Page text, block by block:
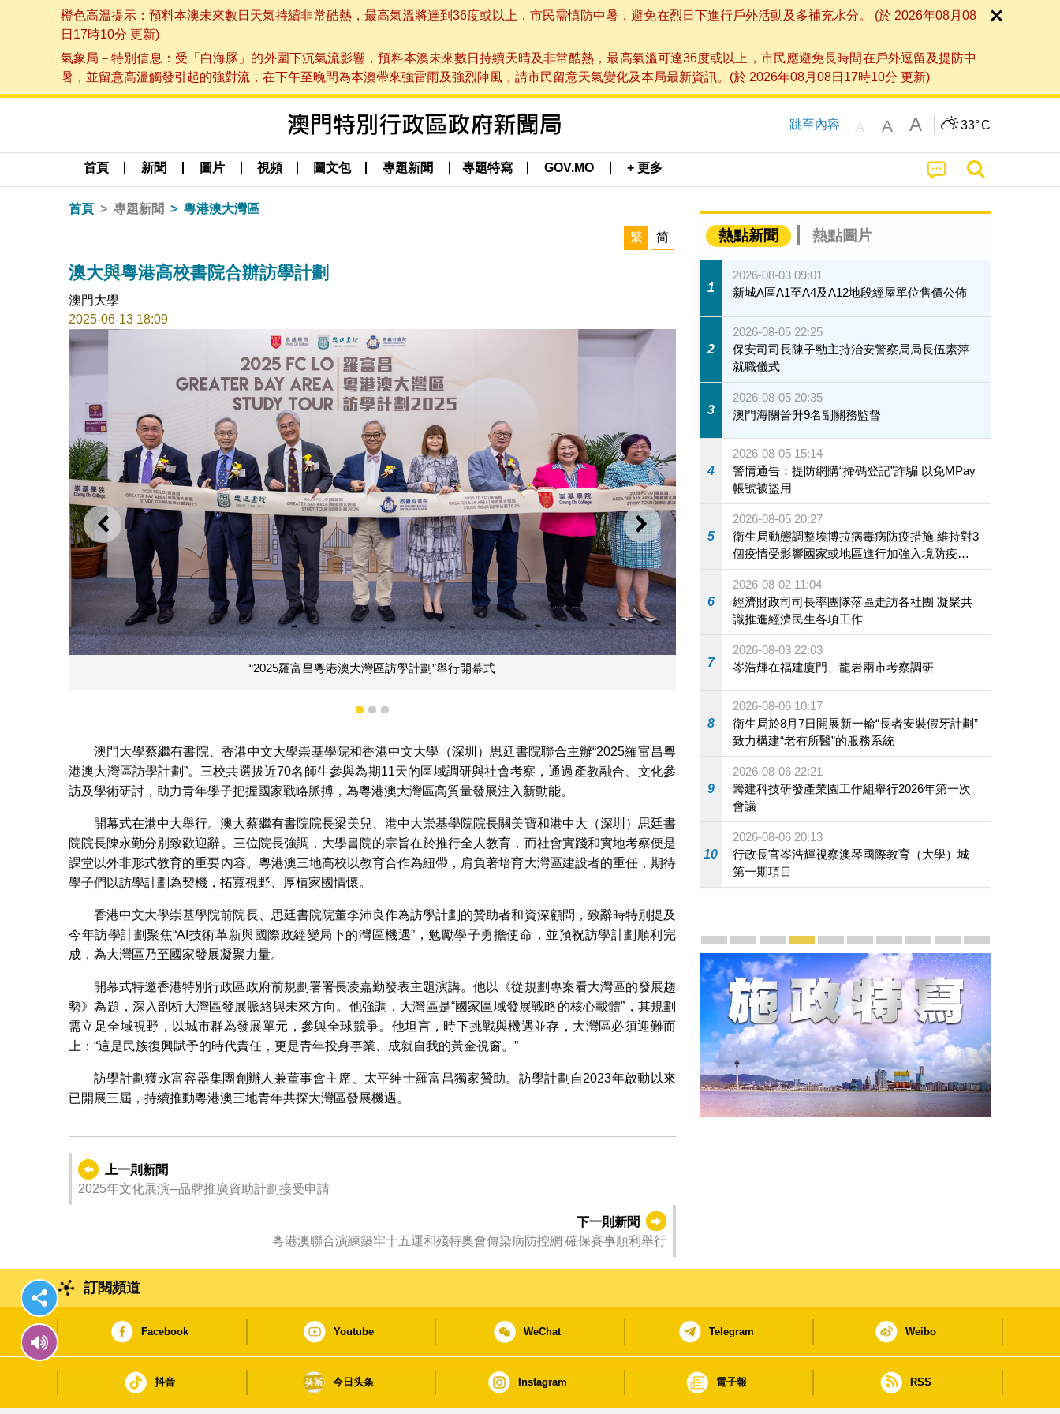
橙色高溫提示：預料本澳未來數日天氣持續非常酷熱，最高氣溫將達到36度或以上，市民需慎防中暑，避免在烈日下進行戶外活動及多補充水分。 (於 2026年08月08
日17時10分 更新)
氣象局－特別信息：受「白海豚」的外圍下沉氣流影響，預料本澳未來數日持續天晴及非常酷熱，最高氣溫可達36度或以上，市民應避免長時間在戶外逗留及提防中
暑，並留意高溫觸發引起的強對流，在下午至晚間為本澳帶來強雷雨及強烈陣風，請市民留意天氣變化及本局最新資訊。(於 2026年08月08日17時10分 更新)
跳至內容 A A A 33°C
首頁 新聞 圖片 視頻 圖文包 專題新聞 專題特寫 GOV.MO + 更多
首頁 專題新聞 粵港澳大灣區
繁 简
澳大與粵港高校書院合辦訪學計劃
澳門大學
2025-06-13 18:09
上一則 下一則
“2025羅富昌粵港澳大灣區訪學計劃”舉行開幕式
1 2 3
澳門大學蔡繼有書院、香港中文大學崇基學院和香港中文大學（深圳）思廷書院聯合主辦“2025羅富昌粵
港澳大灣區訪學計劃”。三校共選拔近70名師生參與為期11天的區域調研與社會考察，通過產教融合、文化參
訪及學術研討，助力青年學子把握國家戰略脈搏，為粵港澳大灣區高質量發展注入新動能。
開幕式在港中大舉行。澳大蔡繼有書院院長梁美兒、港中大崇基學院院長關美寶和港中大（深圳）思廷書
院院長陳永勤分別致歡迎辭。三位院長強調，大學書院的宗旨在於推行全人教育，而社會實踐和實地考察便是
課堂以外非形式教育的重要內容。粵港澳三地高校以教育合作為紐帶，肩負著培育大灣區建設者的重任，期待
學子們以訪學計劃為契機，拓寬視野、厚植家國情懷。
香港中文大學崇基學院前院長、思廷書院院董李沛良作為訪學計劃的贊助者和資深顧問，致辭時特別提及
今年訪學計劃聚焦“AI技術革新與國際政經變局下的灣區機遇”，勉勵學子勇擔使命，並預祝訪學計劃順利完
成，為大灣區乃至國家發展凝聚力量。
開幕式特邀香港特別行政區政府前規劃署署長凌嘉勤發表主題演講。他以《從規劃專案看大灣區的發展趨
勢》為題，深入剖析大灣區發展脈絡與未來方向。他強調，大灣區是“國家區域發展戰略的核心載體”，其規劃
需立足全域視野，以城市群為發展單元，參與全球競爭。他坦言，時下挑戰與機遇並存，大灣區必須迎難而
上：“這是民族復興賦予的時代責任，更是青年投身事業、成就自我的黃金視窗。”
訪學計劃獲永富容器集團創辦人兼董事會主席、太平紳士羅富昌獨家贊助。訪學計劃自2023年啟動以來
已開展三屆，持續推動粵港澳三地青年共探大灣區發展機遇。
上一則新聞
2025年文化展演─品牌推廣資助計劃接受申請
下一則新聞
粵港澳聯合演練築牢十五運和殘特奧會傳染病防控網 確保賽事順利舉行
熱點新聞 熱點圖片
1
2026-08-03 09:01
新城A區A1至A4及A12地段經屋單位售價公佈
2
2026-08-05 22:25
保安司司長陳子勁主持治安警察局局長伍素萍
就職儀式
3
2026-08-05 20:35
澳門海關晉升9名副關務監督
4
2026-08-05 15:14
警情通告：提防網購“掃碼登記”詐騙 以免MPay
帳號被盜用
5
2026-08-05 20:27
衛生局動態調整埃博拉病毒病防疫措施 維持對3
個疫情受影響國家或地區進行加強入境防疫措
施
6
2026-08-02 11:04
經濟財政司司長率團隊落區走訪各社團 凝聚共
識推進經濟民生各項工作
7
2026-08-03 22:03
岑浩輝在福建廈門、龍岩兩市考察調研
8
2026-08-06 10:17
衛生局於8月7日開展新一輪“長者安裝假牙計劃”
致力構建“老有所醫”的服務系統
9
2026-08-06 22:21
籌建科技研發產業園工作組舉行2026年第一次
會議
10
2026-08-06 20:13
行政長官岑浩輝視察澳琴國際教育（大學）城
第一期項目
宣傳及推廣
賡續中葡傳統友誼 續寫“一國兩制”新篇章 — 澳門“一國
澳門名片集
行政長官岑浩輝11月18日發表2026年施政報
施政特寫澳門特別行政區經濟和社會發展第
橫琴粵澳深度合作區專題網站
施政小講堂
走進澳門澳門相簿2020
《澳门微视
訂閱頻道
Facebook Youtube WeChat Telegram Weibo
抖音 今日头条 Instagram 電子報 RSS